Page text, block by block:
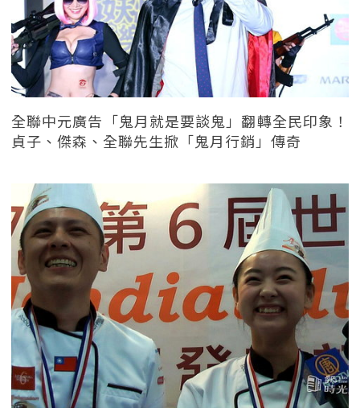
全聯中元廣告「鬼月就是要談鬼」翻轉全民印象！
貞子、傑森、全聯先生掀「鬼月行銷」傳奇